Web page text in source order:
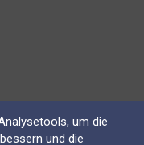
um die
und die